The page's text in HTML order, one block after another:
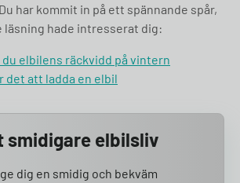
har kommit in på ett spännande spår,
hade intresserat dig:
elbilens räckvidd på vintern
det att ladda en elbil
smidigare elbilsliv
dig en smidig och bekväm